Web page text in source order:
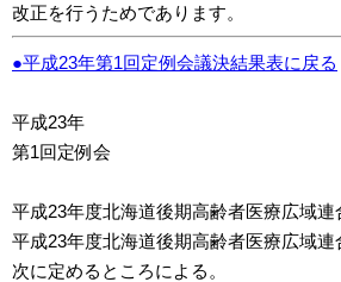
改正を行うためであります。
●平成23年第1回定例会議決結果表に戻る
平成23年
第1回定例会
平成23年度北海道後期高齢者医療広域
平成23年度北海道後期高齢者医療広域連
次に定めるところによる。